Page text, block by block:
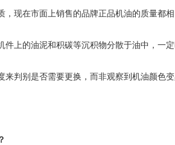
，现在市面上销售的品牌正品机油的质量都
件上的油泥和积碳等沉积物分散于油中，一
判别是否需要更换，而非观察到机油颜色变